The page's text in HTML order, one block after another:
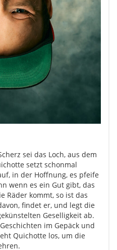
sei das Loch, aus dem
setzt schonmal
in der Hoffnung, es pfeife
wenn es ein Gut gibt, das
Räder kommt, so ist das
findet er, und legt die
Geselligkeit ab.
im Gepäck und
Quichotte los, um die